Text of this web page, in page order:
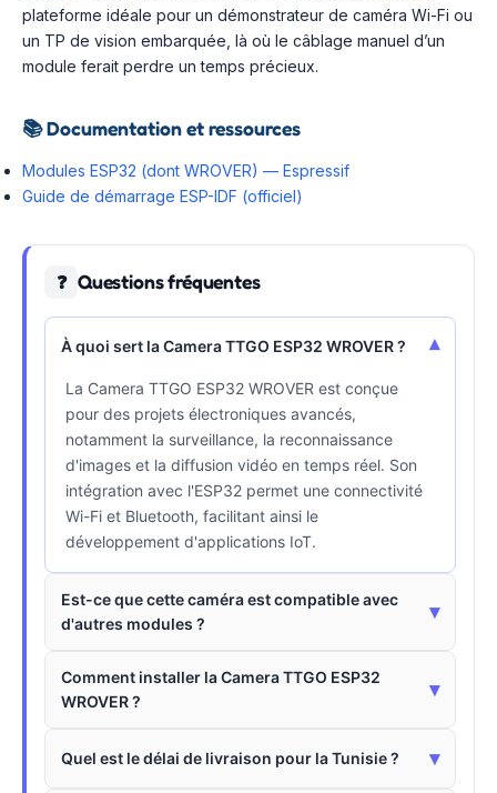
plateforme idéale pour un démonstrateur de caméra Wi-Fi ou
un TP de vision embarquée, là où le câblage manuel d’un
module ferait perdre un temps précieux.
📚Documentation et ressources
Modules ESP32 (dont WROVER) — Espressif
Guide de démarrage ESP-IDF (officiel)
❓ Questions fréquentes
À quoi sert la Camera TTGO ESP32 WROVER ? ▾
La Camera TTGO ESP32 WROVER est conçue
pour des projets électroniques avancés,
notamment la surveillance, la reconnaissance
d'images et la diffusion vidéo en temps réel. Son
intégration avec l'ESP32 permet une connectivité
Wi-Fi et Bluetooth, facilitant ainsi le
développement d'applications IoT.
Est-ce que cette caméra est compatible avec
d'autres modules ?
▾
Comment installer la Camera TTGO ESP32
WROVER ?
▾
Quel est le délai de livraison pour la Tunisie ? ▾